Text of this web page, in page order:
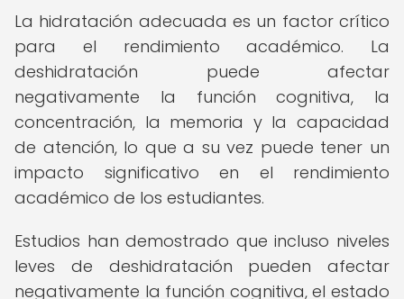
La hidratación adecuada es un factor crítico
para el rendimiento académico. La
deshidratación puede afectar
negativamente la función cognitiva, la
concentración, la memoria y la capacidad
de atención, lo que a su vez puede tener un
impacto significativo en el rendimiento
académico de los estudiantes.
Estudios han demostrado que incluso niveles
leves de deshidratación pueden afectar
negativamente la función cognitiva, el estado